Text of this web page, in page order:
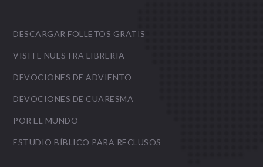
DESCARGAR FOLLETOS GRATIS
VISITE NUESTRA LIBRERIA
DEVOCIONES DE ADVIENTO
DEVOCIONES DE CUARESMA
POR EL MUNDO
ESTUDIO BÍBLICO PARA RECLUSOS